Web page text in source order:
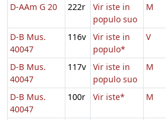
D-AAm G 20
222r
Vir iste in
populo suo
M
D-B Mus.
40047
116v
Vir iste in
populo*
V
D-B Mus.
40047
117v
Vir iste in
populo suo
M
D-B Mus.
40047
100r Vir iste* M